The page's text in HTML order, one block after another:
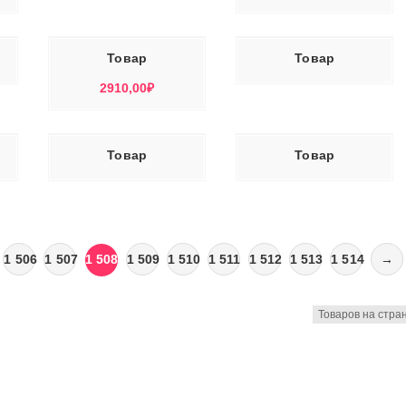
Товар
2910,00₽
Товар
Товар Товар
1 506 1 507 1 508 1 509 1 510 1 511 1 512 1 513 1 514 →